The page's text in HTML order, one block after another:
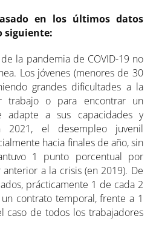
en los últimos datos
siguiente:
la pandemia de COVID-19 no
Los jóvenes (menores de 30
grandes dificultades a la
trabajo o para encontrar un
adapte a sus capacidades y
2021, el desempleo juvenil
hacia finales de año, sin
1 punto porcentual por
a la crisis (en 2019). De
prácticamente 1 de cada 2
contrato temporal, frente a 1
caso de todos los trabajadores